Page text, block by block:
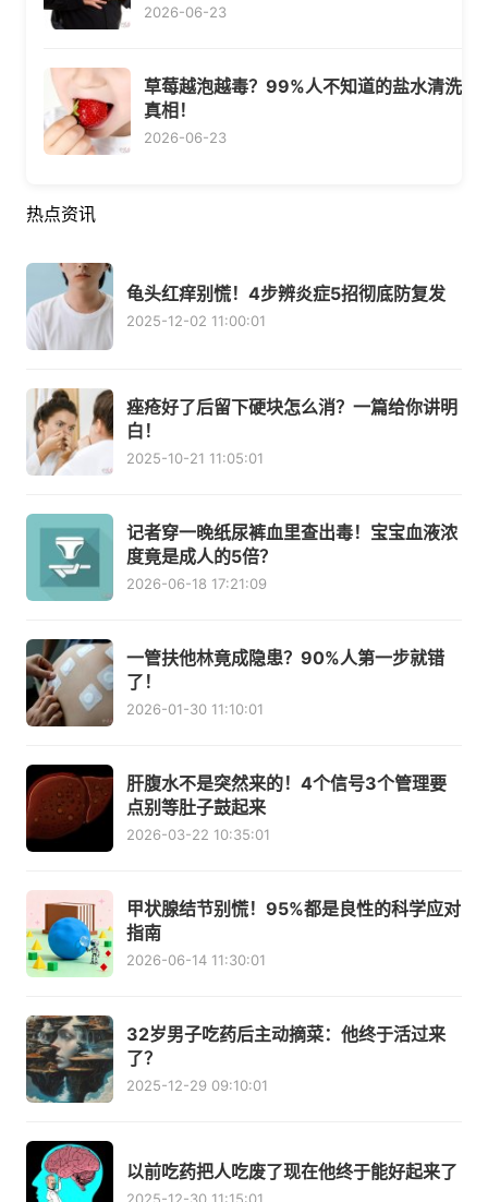
2026-06-23
草莓越泡越毒？99%人不知道的盐水清洗
真相！
2026-06-23
热点资讯
龟头红痒别慌！4步辨炎症5招彻底防复发
2025-12-02 11:00:01
痤疮好了后留下硬块怎么消？一篇给你讲明
白！
2025-10-21 11:05:01
记者穿一晚纸尿裤血里查出毒！宝宝血液浓
度竟是成人的5倍？
2026-06-18 17:21:09
一管扶他林竟成隐患？90%人第一步就错
了！
2026-01-30 11:10:01
肝腹水不是突然来的！4个信号3个管理要
点别等肚子鼓起来
2026-03-22 10:35:01
甲状腺结节别慌！95%都是良性的科学应对
指南
2026-06-14 11:30:01
32岁男子吃药后主动摘菜：他终于活过来
了？
2025-12-29 09:10:01
以前吃药把人吃废了现在他终于能好起来了